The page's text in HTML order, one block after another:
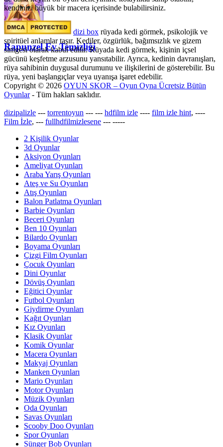
Rapunzel Ev Temizliği
kendinizi büyük bir macera içerisinde bulabilirsiniz.
dizi box rüyada kedi görmek​, psikolojik ve
spiritüel anlamlar taşır. Kediler, özgürlük, bağımsızlık ve gizem
simgesi olarak kabul edilir. Rüyada kedi görmek, kişinin içsel
gücünü keşfetme arzusunu yansıtabilir. Ayrıca, kedinin davranışları,
rüya sahibinin duygusal durumunu ve ilişkilerini de gösterebilir. Bu
rüya, yeni başlangıçlar veya uyanışa işaret edebilir.
Copyright © 2026 OYUN SKOR – Oyun Oyna Ücretsiz Bütün
Oyunlar- Tüm hakları saklıdır.
dizipalizle --- torrentoyun --- --- hdfilm izle ---- film izle hint, ----
Film İzle, --- fullhdfilmizlesene --- -----
2 Kişilik Oyunlar
3d Oyunlar
Aksiyon Oyunları
Ameliyat Oyunları
Araba Yarış Oyunları
Ateş ve Su Oyunları
Atış Oyunları
Balon Patlatma Oyunları
Barbie Oyunları
Beceri Oyunları
Ben 10 Oyunları
Bilardo Oyunları
Boyama Oyunları
Çizgi Film Oyunları
Çocuk Oyunları
Dini Oyunlar
Dövüş Oyunları
Eğitici Oyunlar
Futbol Oyunları
Giydirme Oyunları
Kağıt Oyunları
Kız Oyunları
Klasik Oyunlar
Komik Oyunlar
Macera Oyunları
Makyaj Oyunları
Manken Oyunları
Mario Oyunları
Motor Oyunları
Müzik Oyunları
Oda Oyunları
Savas Oyunları
Scooby Doo Oyunları
Spor Oyunları
Sünger Bob Oyunları